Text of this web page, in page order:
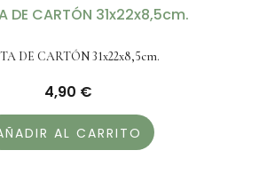
DE CARTÓN 31x22x8,5cm.
4,90 €
AL CARRITO